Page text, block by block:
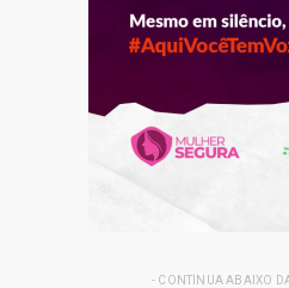
- CONTINUA ABAIXO